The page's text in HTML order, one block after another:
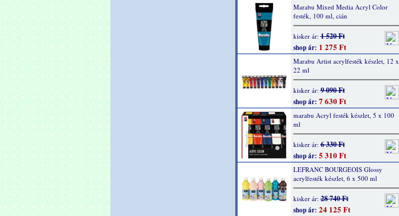
Marabu Mixed Media Acryl Color
festék, 100 ml, cián
kisker ár:1 520 Ft
shop ár: 1 275 Ft
Marabu Artist acrylfesték készlet, 12 x
22 ml
kisker ár:9 090 Ft
shop ár: 7 630 Ft
marabu Acryl festék készlet, 5 x 100
ml
kisker ár:6 330 Ft
shop ár: 5 310 Ft
LEFRANC BOURGEOIS Glossy
acrylfesték készlet, 6 x 500 ml
kisker ár:28 740 Ft
shop ár: 24 125 Ft